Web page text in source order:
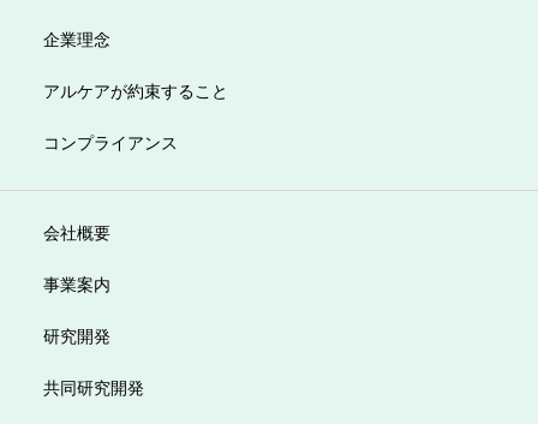
企業理念
アルケアが約束すること
コンプライアンス
会社概要
事業案内
研究開発
共同研究開発